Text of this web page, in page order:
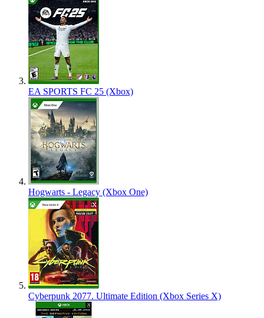
EA SPORTS FC 25 (Xbox)
Hogwarts - Legacy (Xbox One)
Cyberpunk 2077. Ultimate Edition (Xbox Series X)